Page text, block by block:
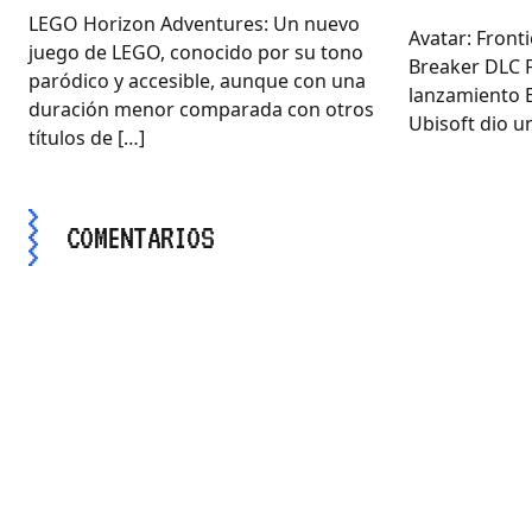
LEGO Horizon Adventures: Un nuevo
juego de LEGO, conocido por su tono
paródico y accesible, aunque con una
duración menor comparada con otros
títulos de […]
Avatar:
Breaker DLC
lanzamiento
Ubisoft dio
COMENTARIOS